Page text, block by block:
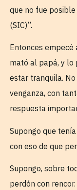
que no fue
(SIC)”.
Entonces empecé
mató al papá, y lo
estar tranquila.
venganza, con
respuesta
Supongo que
con eso de que
Supongo, sobre
perdón con